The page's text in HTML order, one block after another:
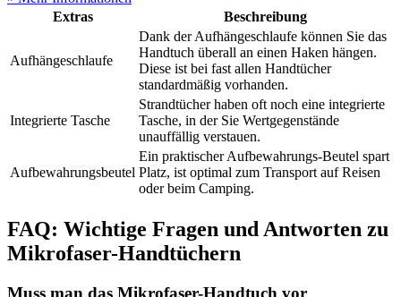
Extras
Beschreibung
Aufhängeschlaufe
Dank der Aufhängeschlaufe können Sie das
Handtuch überall an einen Haken hängen.
Diese ist bei fast allen Handtücher
standardmäßig vorhanden.
Integrierte Tasche
Strandtücher haben oft noch eine integrierte
Tasche, in der Sie Wertgegenstände
unauffällig verstauen.
Aufbewahrungsbeutel
Ein praktischer Aufbewahrungs-Beutel spart
Platz, ist optimal zum Transport auf Reisen
oder beim Camping.
FAQ: Wichtige Fragen und Antworten zu
Mikrofaser-Handtüchern
Muss man das Mikrofaser-Handtuch vor